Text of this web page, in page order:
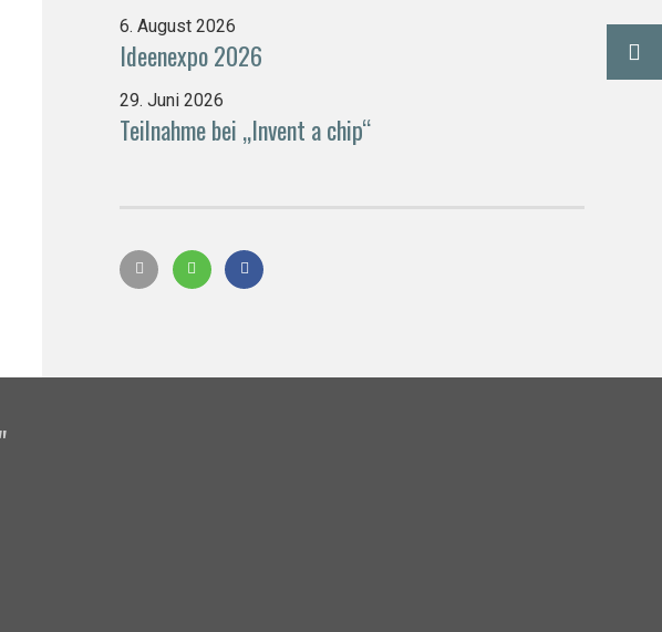
6. August 2026
Ideenexpo 2026
29. Juni 2026
Teilnahme bei „Invent a chip“